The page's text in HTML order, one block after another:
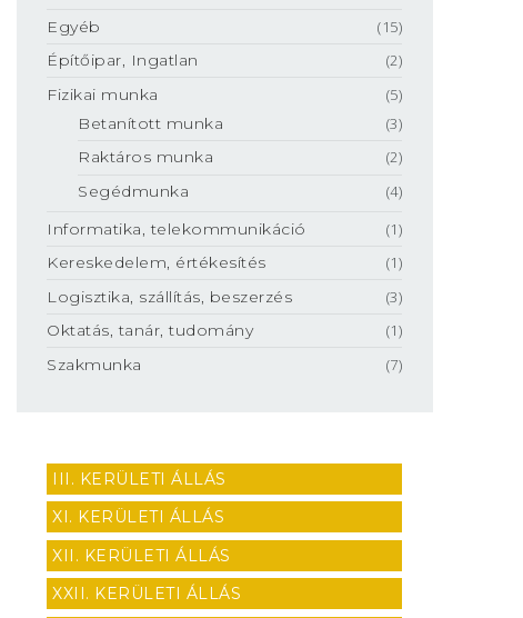
Egyéb
(15)
Építőipar, Ingatlan
(2)
Fizikai munka
(5)
Betanított munka
(3)
Raktáros munka
(2)
Segédmunka
(4)
Informatika, telekommunikáció
(1)
Kereskedelem, értékesítés
(1)
Logisztika, szállítás, beszerzés
(3)
Oktatás, tanár, tudomány
(1)
Szakmunka
(7)
III. KERÜLETI ÁLLÁS
XI. KERÜLETI ÁLLÁS
XII. KERÜLETI ÁLLÁS
XXII. KERÜLETI ÁLLÁS